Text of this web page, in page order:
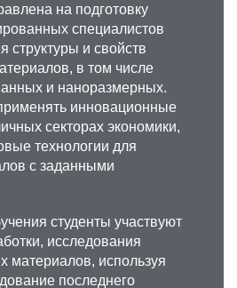
на подготовку
специалистов
структуры и свойств
в том числе
и наноразмерных.
инновационные
секторах экономики,
технологии для
с заданными
студенты участвуют
исследования
материалов, используя
последнего